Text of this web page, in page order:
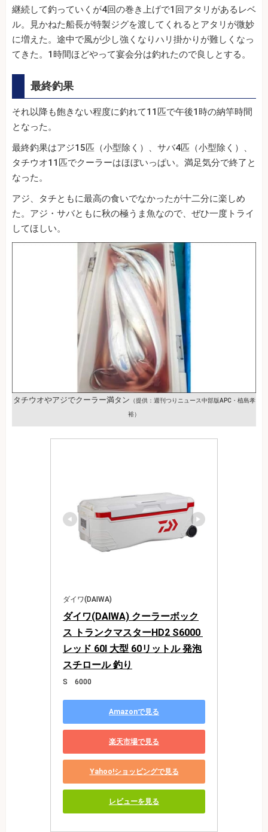
継続して釣っていくが4回の巻き上げで1回アタリがあるレベ
ル。見かねた船長が特製ジグを渡してくれるとアタリが微妙
に増えた。途中で風が少し強くなりハリ掛かりが難しくなっ
てきた。1時間ほどやって宴会分は釣れたので良しとする。
最終釣果
それ以降も飽きない程度に釣れて11匹で午後1時の納竿時間
となった。
最終釣果はアジ15匹（小型除く）、サバ4匹（小型除く）、
タチウオ11匹でクーラーはほぼいっぱい。満足気分で終了と
なった。
アジ、タチともに最高の食いでなかったが十二分に楽しめ
た。アジ・サバともに秋の極うま魚なので、ぜひ一度トライ
してほしい。
タチウオやアジでクーラー満タン （提供：週刊つりニュース中部版APC・植島孝
裕）
ダイワ(DAIWA)
ダイワ(DAIWA) クーラーボック
ス トランクマスターHD2 S6000
レッド 60l 大型 60リットル 発泡
スチロール 釣り
S 6000
Amazonで見る
楽天市場で見る
Yahoo!ショッピングで見る
レビューを見る